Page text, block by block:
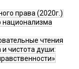
права (2020г.)
национализма
чтения
и чистота души: